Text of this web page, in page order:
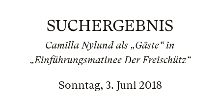
SUCHERGEBNIS
Camilla Nylund als „Gäste“ in
„Einführungsmatinee Der Freischütz“
Sonntag, 3. Juni 2018